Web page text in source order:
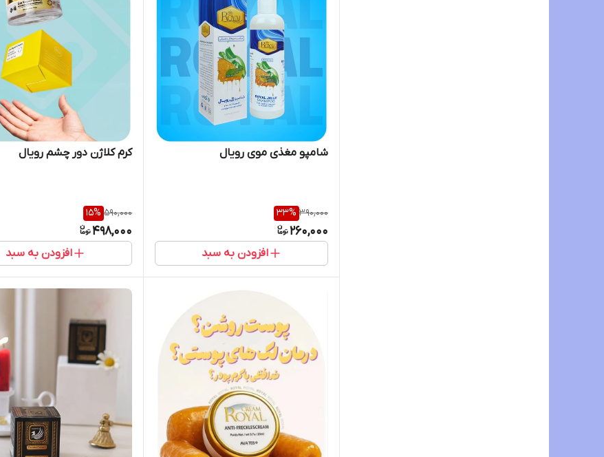
شامپو مغذی موی رویال
390,000
33%
260,000
افزودن به سبد
کرم کلاژن دور چشم رویال
590,000
15%
498,000
افزودن به سبد